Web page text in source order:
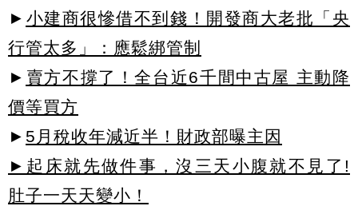
► 小建商很慘借不到錢！開發商大老批「央
行管太多」：應鬆綁管制
► 賣方不撐了！全台近6千間中古屋 主動降
價等買方
► 5月稅收年減近半！財政部曝主因
►起床就先做件事，沒三天小腹就不見了!
肚子一天天變小！